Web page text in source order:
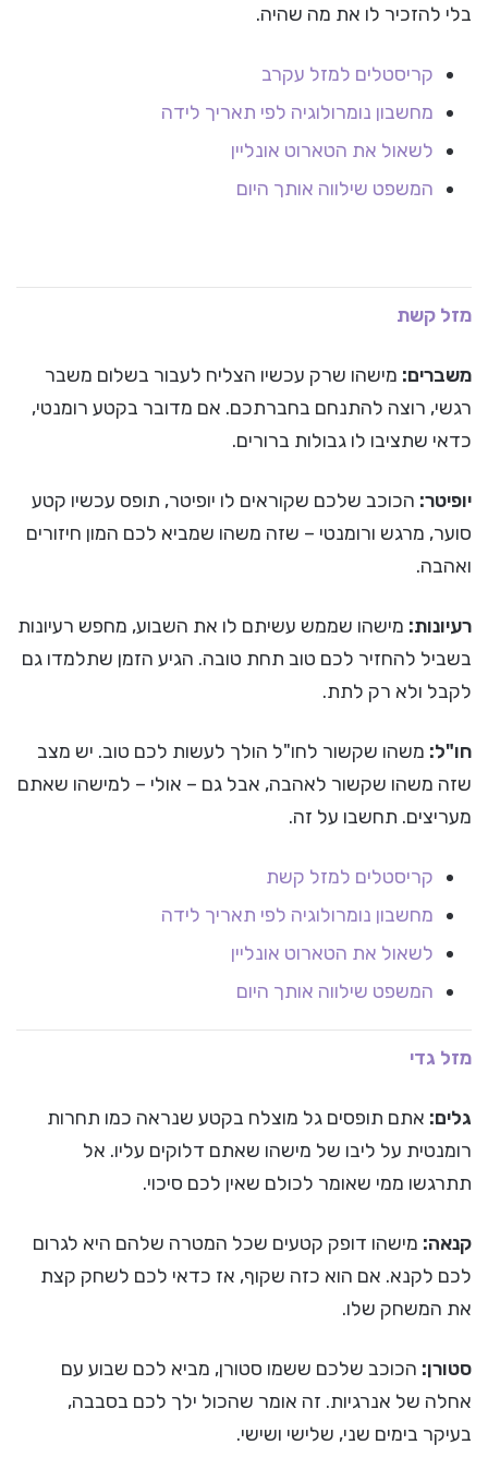
בלי להזכיר לו את מה שהיה.
קריסטלים למזל עקרב
מחשבון נומרולוגיה לפי תאריך לידה
לשאול את הטארוט אונליין
המשפט שילווה אותך היום
מזל קשת
משברים: מישהו שרק עכשיו הצליח לעבור בשלום משבר
רגשי, רוצה להתנחם בחברתכם. אם מדובר בקטע רומנטי,
כדאי שתציבו לו גבולות ברורים.
יופיטר: הכוכב שלכם שקוראים לו יופיטר, תופס עכשיו קטע
סוער, מרגש ורומנטי – שזה משהו שמביא לכם המון חיזורים
ואהבה.
רעיונות: מישהו שממש עשיתם לו את השבוע, מחפש רעיונות
בשביל להחזיר לכם טוב תחת טובה. הגיע הזמן שתלמדו גם
לקבל ולא רק לתת.
חו"ל: משהו שקשור לחו"ל הולך לעשות לכם טוב. יש מצב
שזה משהו שקשור לאהבה, אבל גם – אולי – למישהו שאתם
מעריצים. תחשבו על זה.
קריסטלים למזל קשת
מחשבון נומרולוגיה לפי תאריך לידה
לשאול את הטארוט אונליין
המשפט שילווה אותך היום
מזל גדי
גלים: אתם תופסים גל מוצלח בקטע שנראה כמו תחרות
רומנטית על ליבו של מישהו שאתם דלוקים עליו. אל
תתרגשו ממי שאומר לכולם שאין לכם סיכוי.
קנאה: מישהו דופק קטעים שכל המטרה שלהם היא לגרום
לכם לקנא. אם הוא כזה שקוף, אז כדאי לכם לשחק קצת
את המשחק שלו.
סטורן: הכוכב שלכם ששמו סטורן, מביא לכם שבוע עם
אחלה של אנרגיות. זה אומר שהכול ילך לכם בסבבה,
בעיקר בימים שני, שלישי ושישי.